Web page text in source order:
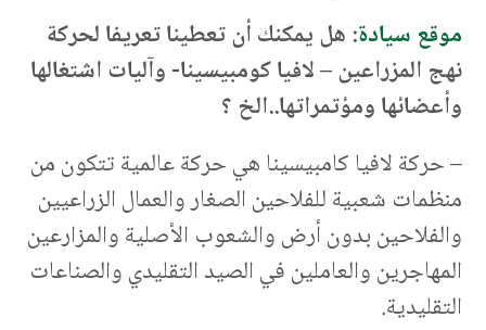
موقع سيادة: هل يمكنك أن تعطينا تعريفا لحركة
نهج المزراعين – لافيا كومبيسينا- وآليات اشتغالها
وأعضائها ومؤتمراتها..الخ ؟
– حركة لافيا كامبيسينا هي حركة عالمية تتكون من
منظمات شعبية للفلاحين الصغار والعمال الزراعيين
والفلاحين بدون أرض والشعوب الأصلية والمزارعين
المهاجرين والعاملين في الصيد التقليدي والصناعات
التقليدية.